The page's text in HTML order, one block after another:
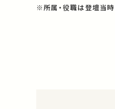
※所属・役職は登壇当時